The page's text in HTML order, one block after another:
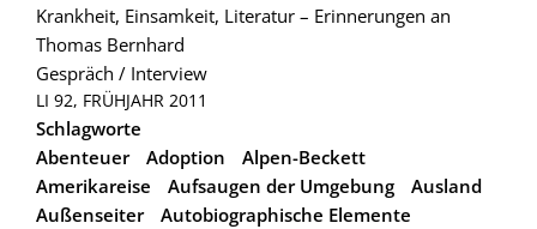
Krankheit, Einsamkeit, Literatur – Erinnerungen an
Thomas Bernhard
Gespräch / Interview
LI 92, FRÜHJAHR 2011
Schlagworte
Abenteuer
Adoption
Alpen-Beckett
Amerikareise
Aufsaugen der Umgebung
Ausland
Außenseiter
Autobiographische Elemente